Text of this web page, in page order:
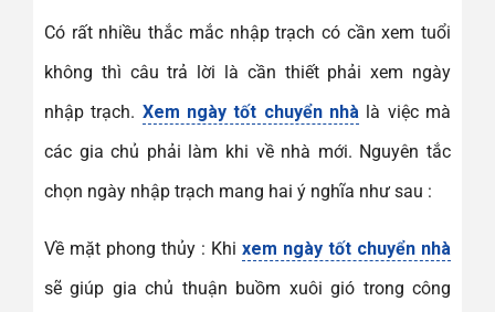
Có rất nhiều thắc mắc nhập trạch có cần xem tuổi
không thì câu trả lời là cần thiết phải xem ngày
nhập trạch. Xem ngày tốt chuyển nhà là việc mà
các gia chủ phải làm khi về nhà mới. Nguyên tắc
chọn ngày nhập trạch mang hai ý nghĩa như sau :
Về mặt phong thủy : Khi xem ngày tốt chuyển nhà
sẽ giúp gia chủ thuận buồm xuôi gió trong công